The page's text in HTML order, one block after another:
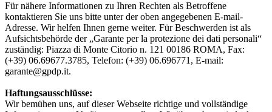
Für nähere Informationen zu Ihren Rechten als Betroffene
kontaktieren Sie uns bitte unter der oben angegebenen E-mail-
Adresse. Wir helfen Ihnen gerne weiter. Für Beschwerden ist als
Aufsichtsbehörde der „Garante per la protezione dei dati personali“
zuständig: Piazza di Monte Citorio n. 121 00186 ROMA, Fax:
(+39) 06.69677.3785, Telefon: (+39) 06.696771, E-mail:
garante@gpdp.it.
Haftungsausschlüsse:
Wir bemühen uns, auf dieser Webseite richtige und vollständige